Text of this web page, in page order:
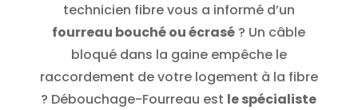
technicien fibre vous a informé d’un
fourreau bouché ou écrasé ? Un câble
bloqué dans la gaine empêche le
raccordement de votre logement à la fibre
? Débouchage-Fourreau est le spécialiste